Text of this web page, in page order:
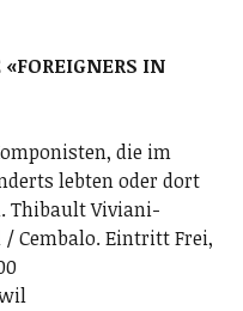
IN
die im
lebten oder dort
Thibault Viviani-
Cembalo. Eintritt Frei,